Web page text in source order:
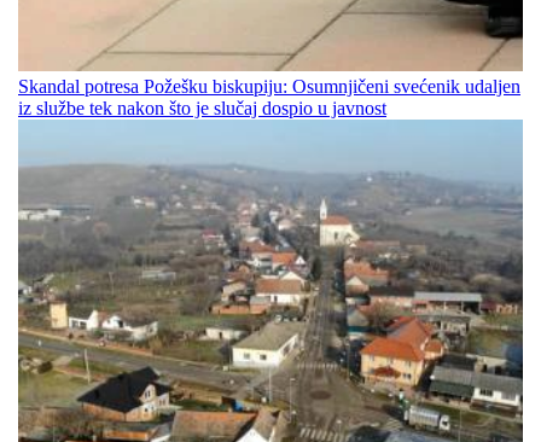
Skandal potresa Požešku biskupiju: Osumnjičeni svećenik udaljen
iz službe tek nakon što je slučaj dospio u javnost